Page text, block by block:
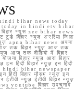
bihar news today
today in hindi etv bihar
न्यूस zee bihar news
बिहार न्यूज़ अररिया जिला
apna bihar news अपना
आज तक बिहार न्यूज़ आज तक
आज तक वीडियो में बिहार
बिहार न्यूज़ आरा बिहार
हिंदी बिहार न्यूज़ इन हिंदी
hindi bihar newspaper
हिंदी बिहार मौसम न्यूज़ इन
न्यूज़ ईटीवी बिहार न्यूज़
youtube बिहार उपचुनाव